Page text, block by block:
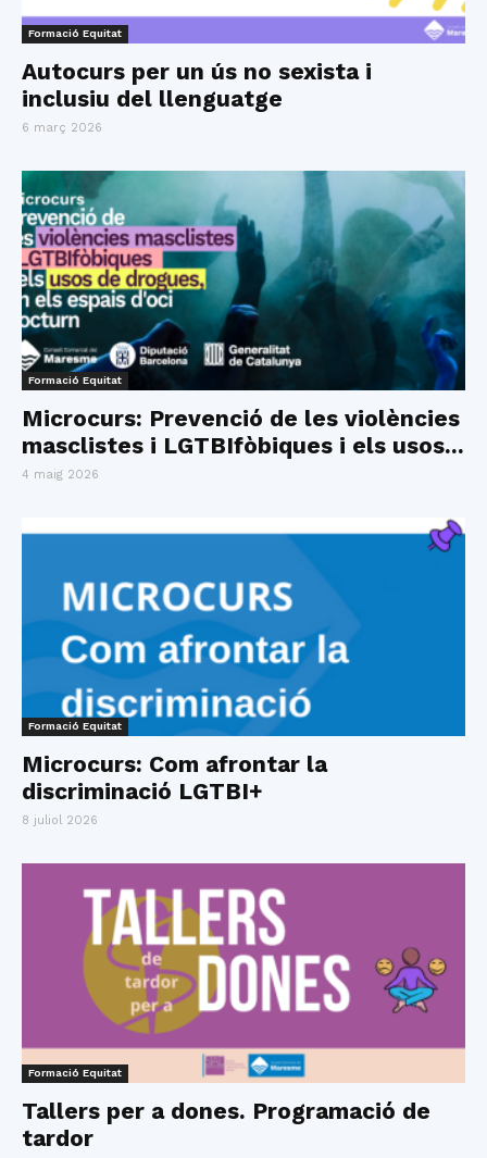
Formació Equitat
Autocurs per un ús no sexista i
inclusiu del llenguatge
6 març 2026
Formació Equitat
Microcurs: Prevenció de les violències
masclistes i LGTBIfòbiques i els usos...
4 maig 2026
Formació Equitat
Microcurs: Com afrontar la
discriminació LGTBI+
8 juliol 2026
Formació Equitat
Tallers per a dones. Programació de
tardor